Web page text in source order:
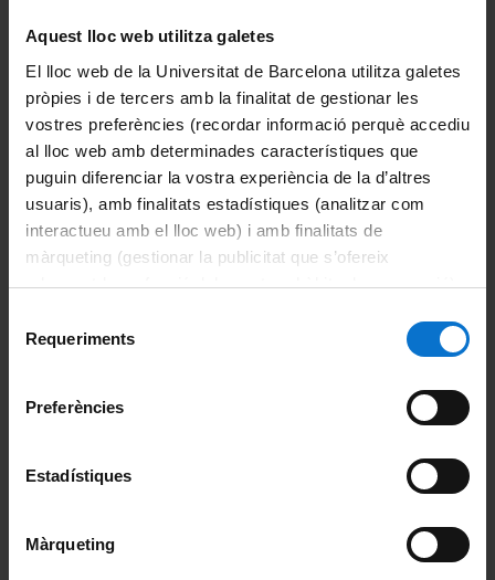
Aquest lloc web utilitza galetes
El lloc web de la Universitat de Barcelona utilitza galetes
pròpies i de tercers amb la finalitat de gestionar les
vostres preferències (recordar informació perquè accediu
al lloc web amb determinades característiques que
puguin diferenciar la vostra experiència de la d’altres
usuaris), amb finalitats estadístiques (analitzar com
interactueu amb el lloc web) i amb finalitats de
màrqueting (gestionar la publicitat que s’ofereix
adequant-la en funció dels vostres hàbits de navegació).
consultar laPolítica de galetes del lloc web de la
Requeriments
Preferències
Estadístiques
Màrqueting
La Facultat
Coneix la facultat
Organització i estructura
Sistema de qualitat
Activitat de la facultat
Acte de graduació
Agenda
Alumni UB